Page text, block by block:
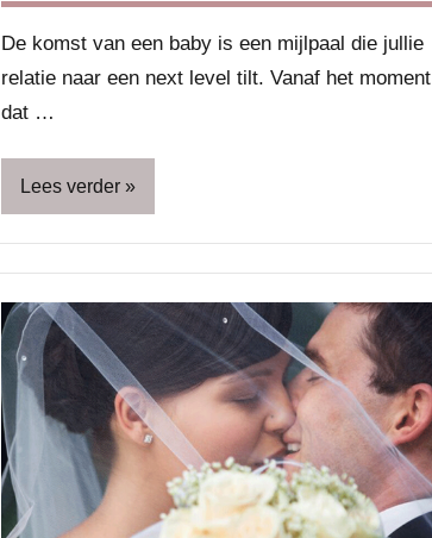
De komst van een baby is een mijlpaal die jullie
relatie naar een next level tilt. Vanaf het moment
dat …
Lees verder
Blog
Gezin
Ouders
Relatie
&
seks